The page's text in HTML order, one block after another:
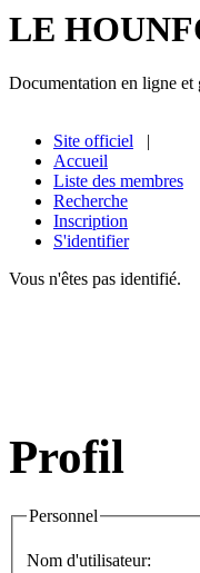
LE
Documentation en ligne
Site officiel |
Accueil
Liste des membres
Recherche
Inscription
S'identifier
Vous n'êtes pas identifié.
Profil
Personnel
Nom d'utilisateur: